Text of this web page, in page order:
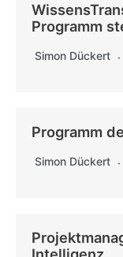
Programm
Simon Dückert
Programm
Simon Dückert